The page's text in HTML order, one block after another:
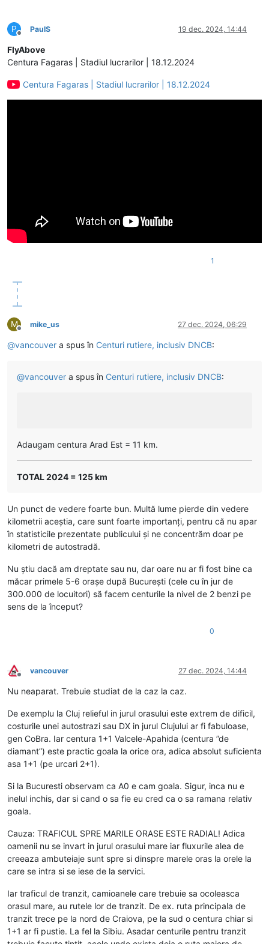
P
Deconectat
PaulS 19 dec. 2024, 14:44
FlyAbove
Centura Fagaras | Stadiul lucrarilor | 18.12.2024
Centura Fagaras | Stadiul lucrarilor | 18.12.2024
1
M
Deconectat
mike_us 27 dec. 2024, 06:29
@vancouver a spus în Centuri rutiere, inclusiv DNCB:
@vancouver a spus în Centuri rutiere, inclusiv DNCB:
Adaugam centura Arad Est = 11 km.
TOTAL 2024 = 125 km
Un punct de vedere foarte bun. Multă lume pierde din vedere
kilometrii aceștia, care sunt foarte importanți, pentru că nu apar
în statisticile prezentate publicului și ne concentrăm doar pe
kilometri de autostradă.
Nu știu dacă am dreptate sau nu, dar oare nu ar fi fost bine ca
măcar primele 5-6 orașe după București (cele cu în jur de
300.000 de locuitori) să facem centurile la nivel de 2 benzi pe
sens de la început?
0
Deconectat
vancouver 27 dec. 2024, 14:44
Nu neaparat. Trebuie studiat de la caz la caz.
De exemplu la Cluj relieful in jurul orasului este extrem de dificil,
costurile unei autostrazi sau DX in jurul Clujului ar fi fabuloase,
gen CoBra. Iar centura 1+1 Valcele-Apahida (centura ”de
diamant”) este practic goala la orice ora, adica absolut suficienta
asa 1+1 (pe urcari 2+1).
Si la Bucuresti observam ca A0 e cam goala. Sigur, inca nu e
inelul inchis, dar si cand o sa fie eu cred ca o sa ramana relativ
goala.
Cauza: TRAFICUL SPRE MARILE ORASE ESTE RADIAL! Adica
oamenii nu se invart in jurul orasului mare iar fluxurile alea de
creeaza ambuteiaje sunt spre si dinspre marele oras la orele la
care se intra si se iese de la servici.
Iar traficul de tranzit, camioanele care trebuie sa ocoleasca
orasul mare, au rutele lor de tranzit. De ex. ruta principala de
tranzit trece pe la nord de Craiova, pe la sud o centura chiar si
1+1 ar fi pustie. La fel la Sibiu. Asadar centurile pentru tranzit